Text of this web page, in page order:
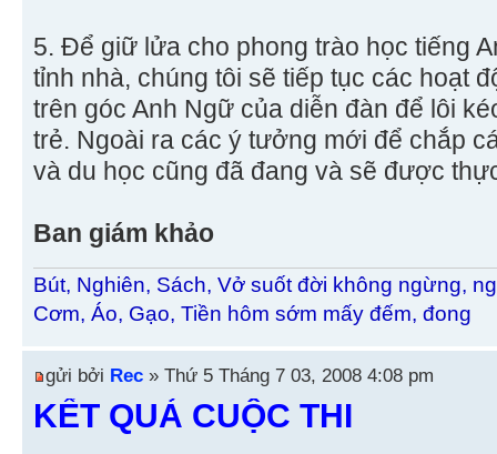
5. Để giữ lửa cho phong trào học tiếng
tỉnh nhà, chúng tôi sẽ tiếp tục các hoạt
trên góc Anh Ngữ của diễn đàn để lôi
trẻ. Ngoài ra các ý tưởng mới để chắp
và du học cũng đã đang và sẽ được
Ban giám khảo
Bút, Nghiên, Sách, Vở suốt đời không ngừng,
Cơm, Áo, Gạo, Tiền hôm sớm mấy đếm, đong
gửi bởi Rec » Thứ 5 Tháng 7 03, 2008 4:08 pm
KẾT QUẢ CUỘC THI